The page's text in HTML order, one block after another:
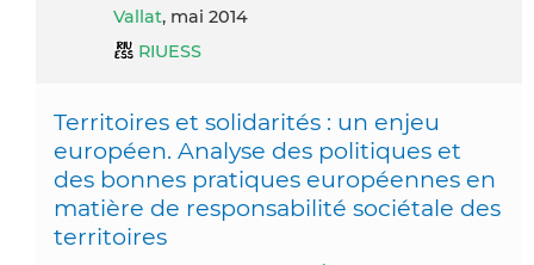
Vallat, mai 2014
RIUESS
Territoires et solidarités : un enjeu
européen. Analyse des politiques et
des bonnes pratiques européennes en
matière de responsabilité sociétale des
territoires